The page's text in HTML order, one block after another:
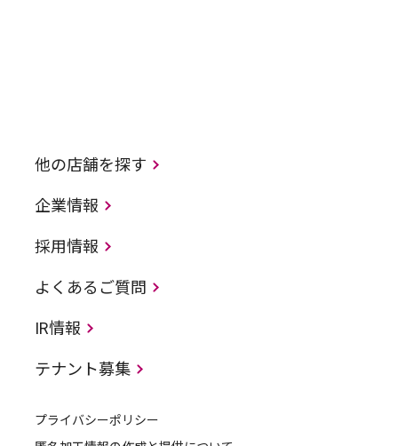
他の店舗を探す
企業情報
採用情報
よくあるご質問
IR情報
テナント募集
プライバシーポリシー